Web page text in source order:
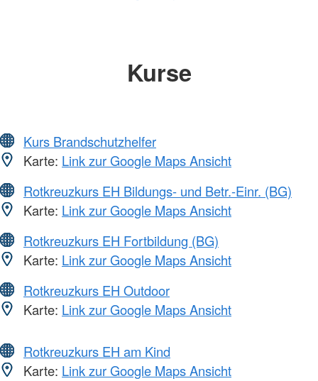
Kurse
Kurs Brandschutzhelfer
Karte: Link zur Google Maps Ansicht
Rotkreuzkurs EH Bildungs- und Betr.-Einr. (BG)
Karte: Link zur Google Maps Ansicht
Rotkreuzkurs EH Fortbildung (BG)
Karte: Link zur Google Maps Ansicht
Rotkreuzkurs EH Outdoor
Karte: Link zur Google Maps Ansicht
Rotkreuzkurs EH am Kind
Karte: Link zur Google Maps Ansicht